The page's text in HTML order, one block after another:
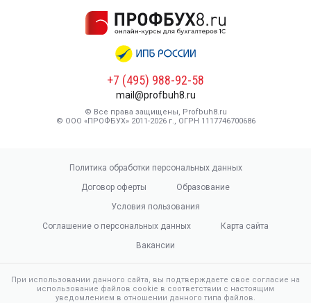
+7 (495) 988-92-58
mail@profbuh8.ru
© Все права защищены, Profbuh8.ru
© ООО «ПРОФБУХ» 2011-2026 г., ОГРН 1117746700686
Политика обработки персональных данных
Договор оферты
Образование
Условия пользования
Соглашение о персональных данных
Карта сайта
Вакансии
При использовании данного сайта, вы подтверждаете свое согласие на
использование файлов cookie в соответствии с настоящим
уведомлением в отношении данного типа файлов.